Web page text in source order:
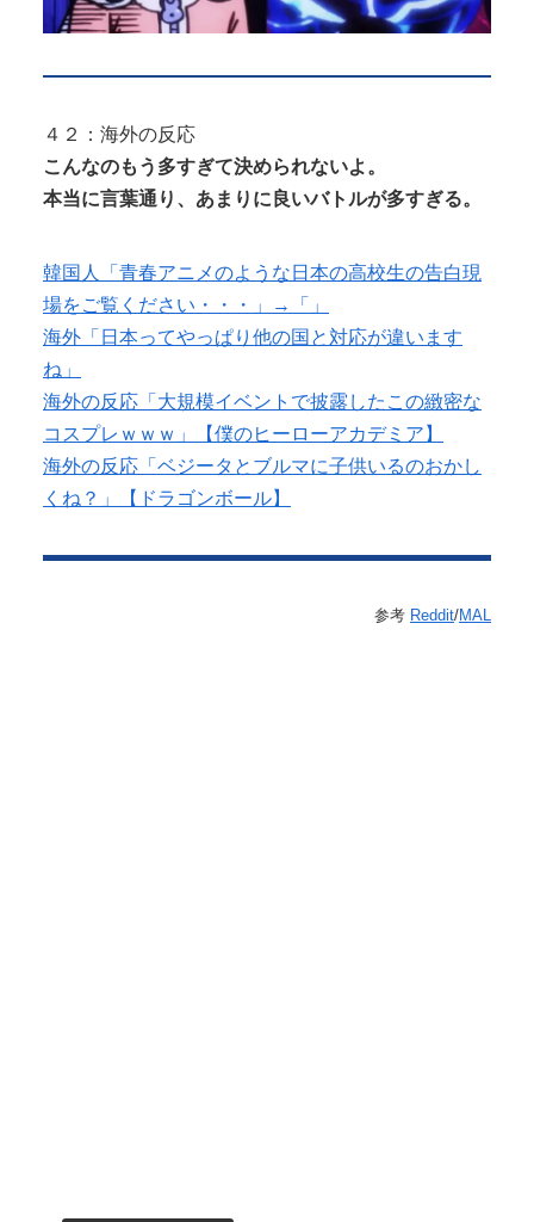
４２：海外の反応
こんなのもう多すぎて決められないよ。
本当に言葉通り、あまりに良いバトルが多すぎる。
韓国人「青春アニメのような日本の高校生の告白現
場をご覧ください・・・」→「」
海外「日本ってやっぱり他の国と対応が違います
ね」
海外の反応「大規模イベントで披露したこの緻密な
コスプレｗｗｗ」【僕のヒーローアカデミア】
海外の反応「ベジータとブルマに子供いるのおかし
くね？」【ドラゴンボール】
参考 Reddit/MAL